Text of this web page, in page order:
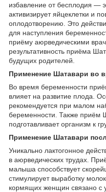
избавление от бесплодия ―
активизирует яйцеклетки и
оплодотворению. Это
для наступления
приёму аюрведическими
результативность приёма
будущих родителей.
Применение Шатавари во
Во время беременности
влияет на развитие плода.
рекомендуется при малом
беременности. Также приём
подготавливает организм к
Применение Шатавари
Уникально лактогонное
в аюрведических трудах.
малыша способствует
стимулирует выработку
кормящих женщин связано с